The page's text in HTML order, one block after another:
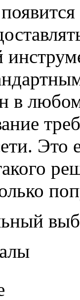
в
Это